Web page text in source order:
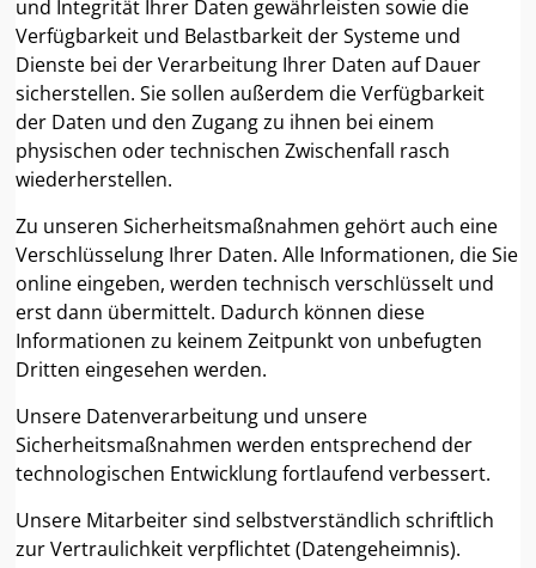
und Integrität Ihrer Daten gewährleisten sowie die
Verfügbarkeit und Belastbarkeit der Systeme und
Dienste bei der Verarbeitung Ihrer Daten auf Dauer
sicherstellen. Sie sollen außerdem die Verfügbarkeit
der Daten und den Zugang zu ihnen bei einem
physischen oder technischen Zwischenfall rasch
wiederherstellen.
Zu unseren Sicherheitsmaßnahmen gehört auch eine
Verschlüsselung Ihrer Daten. Alle Informationen, die Sie
online eingeben, werden technisch verschlüsselt und
erst dann übermittelt. Dadurch können diese
Informationen zu keinem Zeitpunkt von unbefugten
Dritten eingesehen werden.
Unsere Datenverarbeitung und unsere
Sicherheitsmaßnahmen werden entsprechend der
technologischen Entwicklung fortlaufend verbessert.
Unsere Mitarbeiter sind selbstverständlich schriftlich
zur Vertraulichkeit verpflichtet (Datengeheimnis).